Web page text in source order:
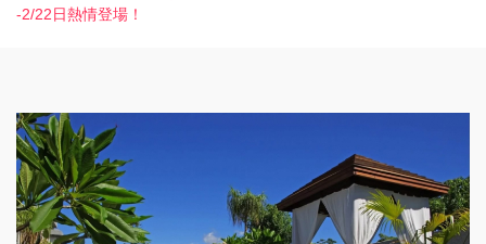
-2/22日熱情登場！